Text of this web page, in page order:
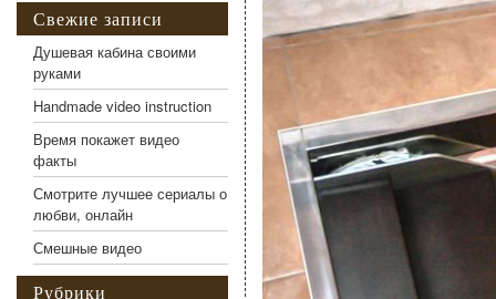
Свежие записи
Душевая кабина своими
руками
Handmade video instruction
Время покажет видео
факты
Смотрите лучшее сериалы о
любви, онлайн
Смешные видео
Рубрики